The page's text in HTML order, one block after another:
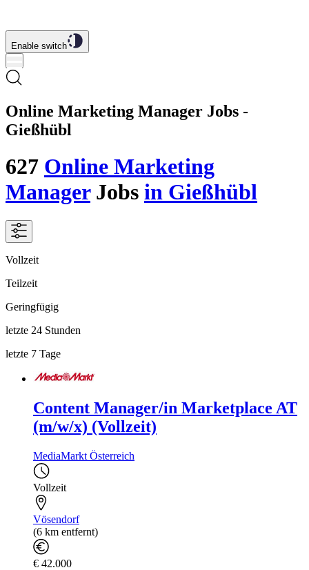
Enable switch
Online Marketing Manager Jobs -
Gießhübl
627 Online Marketing
ManagerJobs in Gießhübl
Vollzeit
Teilzeit
Geringfügig
letzte 24 Stunden
letzte 7 Tage
Content Manager/in Marketplace AT
(m/w/x) (Vollzeit)
MediaMarkt Österreich
Vollzeit
Vösendorf
(6 km entfernt)
€ 42.000